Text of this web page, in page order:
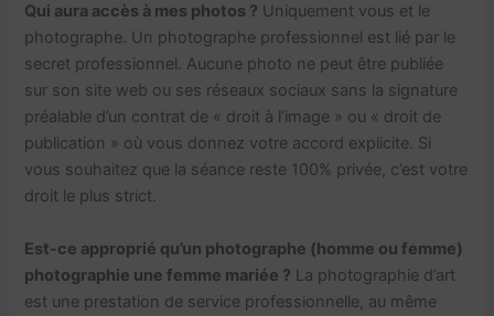
Qui aura accès à mes photos ? Uniquement vous et le
photographe. Un photographe professionnel est lié par le
secret professionnel. Aucune photo ne peut être publiée
sur son site web ou ses réseaux sociaux sans la signature
préalable d’un contrat de « droit à l’image » ou « droit de
publication » où vous donnez votre accord explicite. Si
vous souhaitez que la séance reste 100% privée, c’est votre
droit le plus strict.
Est-ce approprié qu’un photographe (homme ou femme)
photographie une femme mariée ? La photographie d’art
est une prestation de service professionnelle, au même